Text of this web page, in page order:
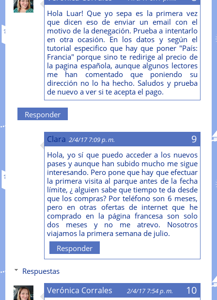
Hola Luar! Que yo sepa es la primera vez
que dicen eso de enviar un email con el
motivo de la denegación. Prueba a intentarlo
en otra ocasión. En los datos y según el
tutorial especifico que hay que poner "País:
Francia" porque sino te redirige al precio de
la pagina española, aunque algunos lectores
me han comentado que poniendo su
dirección no lo ha hecho. Saludos y prueba
de nuevo a ver si te acepta el pago.
Responder
Clara 2/4/17 7:09 p. m.
Hola, yo sí que puedo acceder a los nuevos
pases y aunque han subido mucho me sigue
interesando. Pero pone que hay que efectuar
la primera visita al parque antes de la fecha
límite, ¿ alguien sabe que tiempo te da desde
que los compras? Por teléfono son 6 meses,
pero en otras ofertas de internet que he
comprado en la página francesa son solo
dos meses y no me atrevo. Nosotros
viajamos la primera semana de julio.
Responder
Respuestas
Verónica Corrales 2/4/17 7:54 p. m.